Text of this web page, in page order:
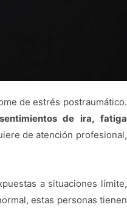
de estrés postraumático.
de ira, fatiga
de atención profesional,
a situaciones límite,
estas personas tienen